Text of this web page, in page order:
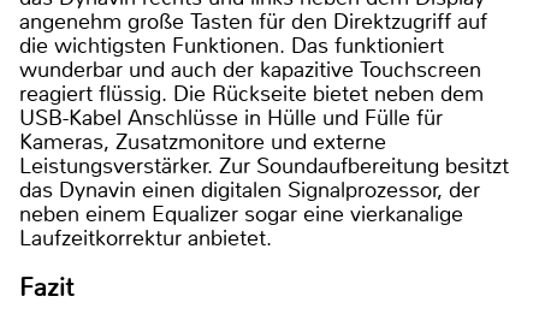
angenehm große Tasten für den Direktzugriff auf
die wichtigsten Funktionen. Das funktioniert
wunderbar und auch der kapazitive Touchscreen
reagiert flüssig. Die Rückseite bietet neben dem
USB-Kabel Anschlüsse in Hülle und Fülle für
Kameras, Zusatzmonitore und externe
Leistungsverstärker. Zur Soundaufbereitung besitzt
das Dynavin einen digitalen Signalprozessor, der
neben einem Equalizer sogar eine vierkanalige
Laufzeitkorrektur anbietet.
Fazit